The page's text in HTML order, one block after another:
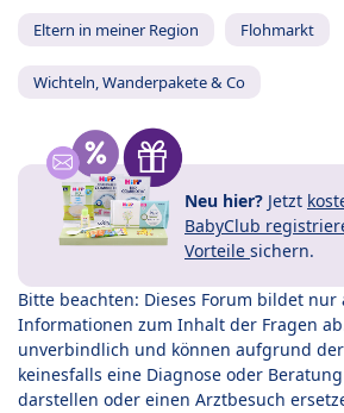
Eltern in meiner Region Flohmarkt
Wichteln, Wanderpakete & Co
Neu hier? Jetzt
BabyClub
Vorteile sichern.
Bitte beachten: Dieses Forum bildet nur
Informationen zum Inhalt der Fragen
unverbindlich und können aufgrund
keinesfalls eine Diagnose oder
darstellen oder einen Arztbesuch